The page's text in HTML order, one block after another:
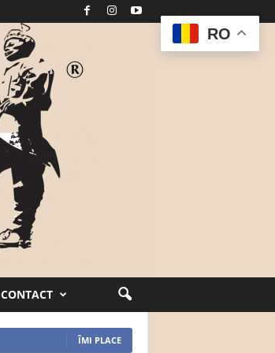
CONTACT
ÎMI PLACE
RO